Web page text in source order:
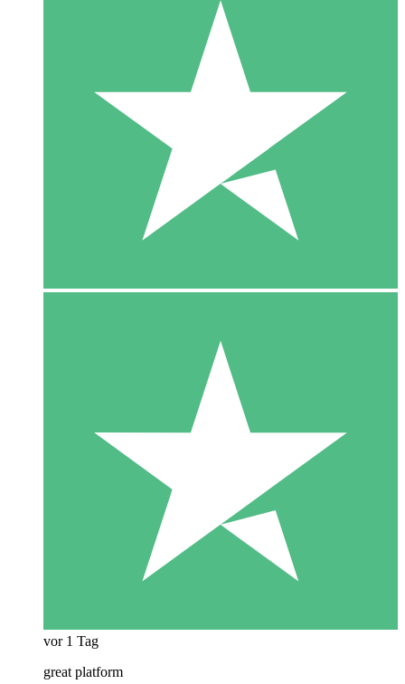
vor 1 Tag
great platform